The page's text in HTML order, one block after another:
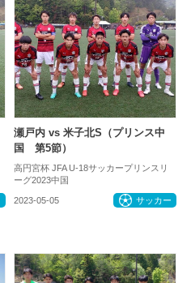
瀬戸内 vs 米子北S（プリンス中
国 第5節）
高円宮杯 JFA U-18サッカープリンスリ
ーグ2023中国
2023-05-05 サッカー